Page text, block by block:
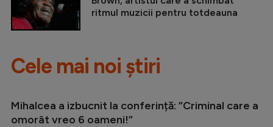
ritmul muzicii pentru totdeauna
Cele mai noi știri
Mihalcea a izbucnit la conferință: ”Criminal care a
omorât vreo 6 oameni!”